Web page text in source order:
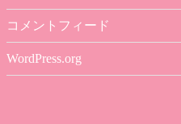
コメントフィード
WordPress.org